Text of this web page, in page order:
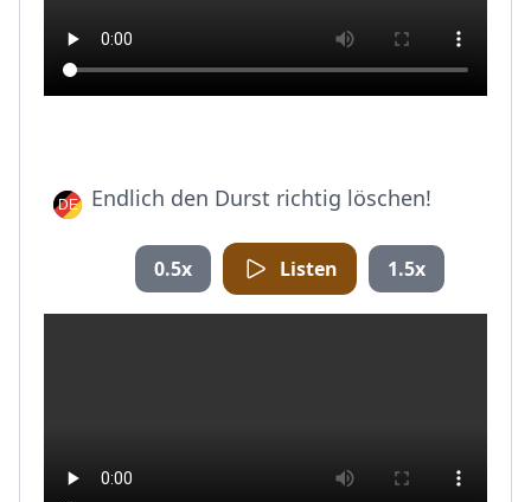
Endlich den Durst richtig löschen!
0.5x Listen 1.5x